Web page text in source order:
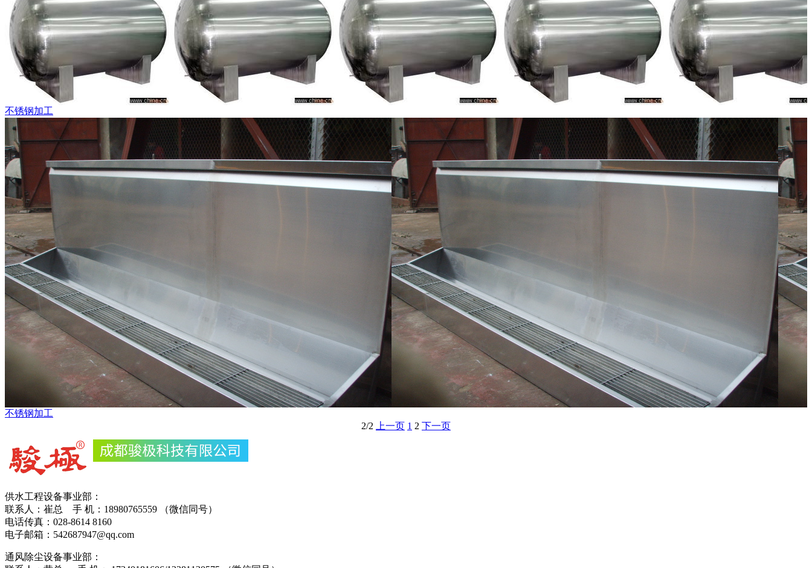
不锈钢加工
不锈钢加工
2/2
上一页 1 2 下一页
供水工程设备事业部：
联系人：崔总 手 机：18980765559 （微信同号）
电话传真：028-8614 8160
电子邮箱：542687947@qq.com
通风除尘设备事业部：